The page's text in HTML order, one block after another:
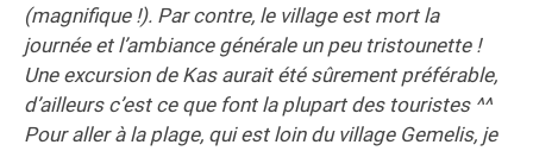
(magnifique !). Par contre, le village est mort la
journée et l’ambiance générale un peu tristounette !
Une excursion de Kas aurait été sûrement préférable,
d’ailleurs c’est ce que font la plupart des touristes ^^
Pour aller à la plage, qui est loin du village Gemelis, je